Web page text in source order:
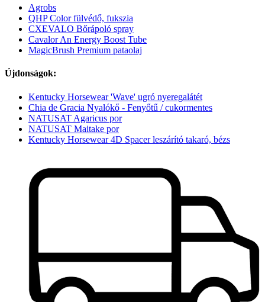
Agrobs
QHP Color fülvédő, fukszia
CXEVALO Bőrápoló spray
Cavalor An Energy Boost Tube
MagicBrush Premium pataolaj
Újdonságok:
Kentucky Horsewear 'Wave' ugró nyeregalátét
Chia de Gracia Nyalókő - Fenyőtű / cukormentes
NATUSAT Agaricus por
NATUSAT Maitake por
Kentucky Horsewear 4D Spacer leszárító takaró, bézs